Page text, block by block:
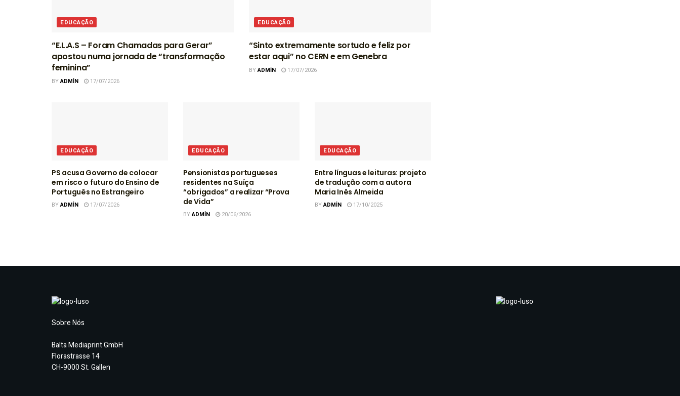
EDUCAÇÃO
“E.L.A.S – Foram Chamadas para Gerar”
apostou numa jornada de “transformação
feminina”
BYADMIN 17/07/2026
EDUCAÇÃO
“Sinto extremamente sortudo e feliz por
estar aqui” no CERN e em Genebra
BYADMIN 17/07/2026
EDUCAÇÃO
PS acusa Governo de colocar
em risco o futuro do Ensino de
Português no Estrangeiro
BYADMIN 17/07/2026
EDUCAÇÃO
Pensionistas portugueses
residentes na Suíça
“obrigados” a realizar “Prova
de Vida”
BYADMIN 20/06/2026
EDUCAÇÃO
Entre línguas e leituras: projeto
de tradução com a autora
Maria Inês Almeida
BYADMIN 17/10/2025
Sobre Nós
Balta Mediaprint GmbH
Florastrasse 14
CH-9000 St. Gallen